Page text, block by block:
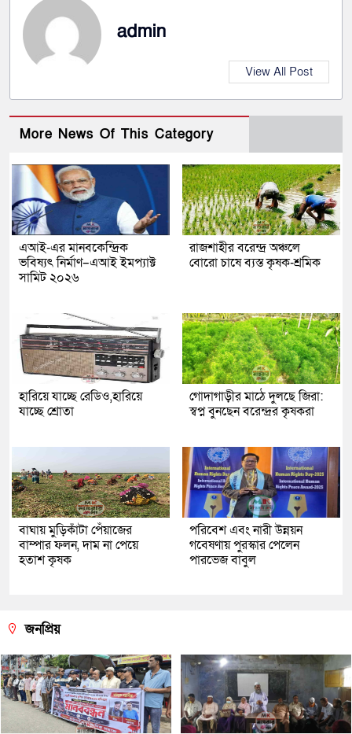
admin
View All Post
More News Of This Category
এআই-এর মানবকেন্দ্রিক
ভবিষ্যৎ নির্মাণ–এআই ইমপ্যাক্ট
সামিট ২০২৬
রাজশাহীর বরেন্দ্র অঞ্চলে
বোরো চাষে ব্যস্ত কৃষক-শ্রমিক
হারিয়ে যাচ্ছে রেডিও,হারিয়ে
যাচ্ছে শ্রোতা
গোদাগাড়ীর মাঠে দুলছে জিরা:
স্বপ্ন বুনছেন বরেন্দ্রর কৃষকরা
বাঘায় মুড়িকাঁটা পেঁয়াজের
বাম্পার ফলন, দাম না পেয়ে
হতাশ কৃষক
পরিবেশ এবং নারী উন্নয়ন
গবেষণায় পুরস্কার পেলেন
পারভেজ বাবুল
জনপ্রিয়